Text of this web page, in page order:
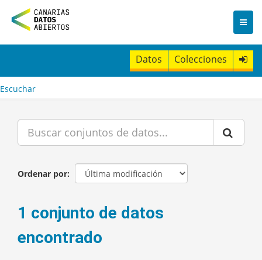
n
t
Datos Colecciones
Escuchar
Ordenar por
1 conjunto de datos
encontrado